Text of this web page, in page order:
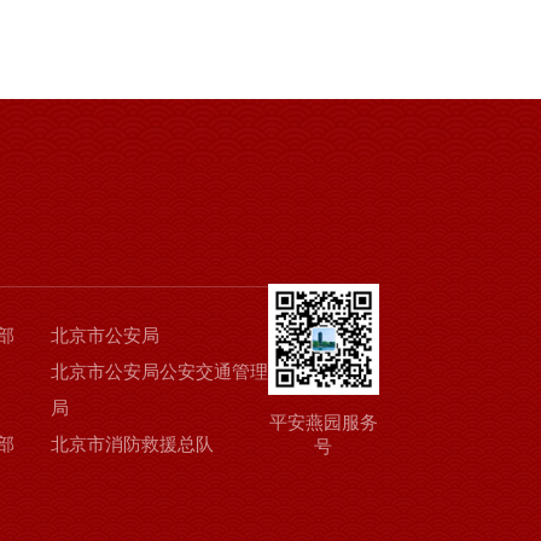
北京市公安局
北京市公安局公安交通管理
局
北京市消防救援总队
平安燕园服务
号